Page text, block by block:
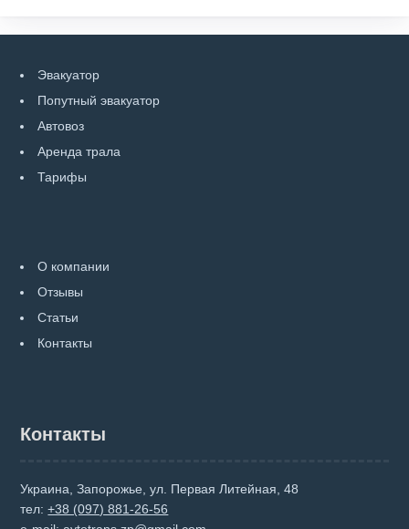
Эвакуатор
Попутный эвакуатор
Автовоз
Аренда трала
Тарифы
О компании
Отзывы
Статьи
Контакты
Контакты
Украина, Запорожье, ул. Первая Литейная, 48
тел:+38 (097) 881-26-56